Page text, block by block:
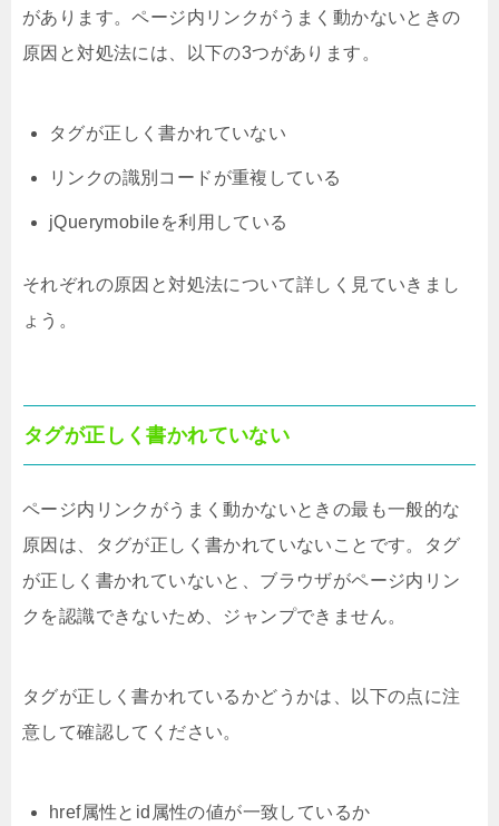
があります。ページ内リンクがうまく動かないときの
原因と対処法には、以下の3つがあります。
タグが正しく書かれていない
リンクの識別コードが重複している
jQuerymobileを利用している
それぞれの原因と対処法について詳しく見ていきまし
ょう。
タグが正しく書かれていない
ページ内リンクがうまく動かないときの最も一般的な
原因は、タグが正しく書かれていないことです。タグ
が正しく書かれていないと、ブラウザがページ内リン
クを認識できないため、ジャンプできません。
タグが正しく書かれているかどうかは、以下の点に注
意して確認してください。
href属性とid属性の値が一致しているか